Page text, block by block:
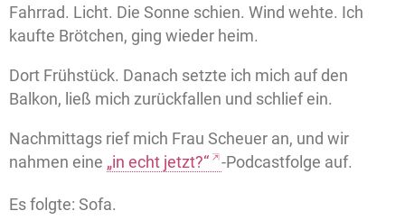
Fahrrad. Licht. Die Sonne schien. Wind wehte. Ich
kaufte Brötchen, ging wieder heim.
Dort Frühstück. Danach setzte ich mich auf den
Balkon, ließ mich zurückfallen und schlief ein.
Nachmittags rief mich Frau Scheuer an, und wir
nahmen eine „in echt jetzt?“ -Podcastfolge auf.
Es folgte: Sofa.